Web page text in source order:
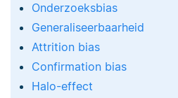
Onderzoeksbias
Generaliseerbaarheid
Attrition bias
Confirmation bias
Halo-effect